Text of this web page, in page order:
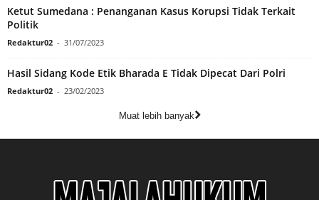
Ketut Sumedana : Penanganan Kasus Korupsi Tidak Terkait
Politik
Redaktur02 - 31/07/2023
Hasil Sidang Kode Etik Bharada E Tidak Dipecat Dari Polri
Redaktur02 - 23/02/2023
Muat lebih banyak